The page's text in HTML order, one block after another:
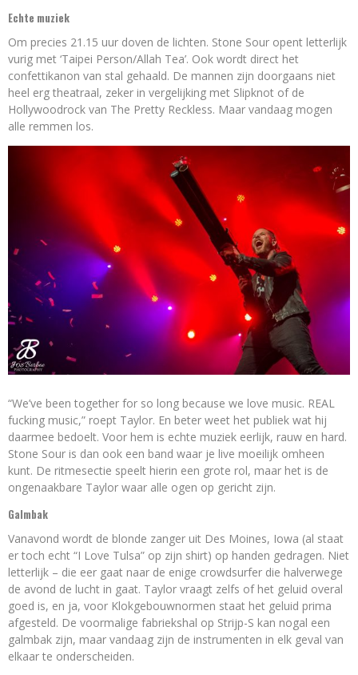
Echte muziek
Om precies 21.15 uur doven de lichten. Stone Sour opent letterlijk
vurig met ‘Taipei Person/Allah Tea’. Ook wordt direct het
confettikanon van stal gehaald. De mannen zijn doorgaans niet
heel erg theatraal, zeker in vergelijking met Slipknot of de
Hollywoodrock van The Pretty Reckless. Maar vandaag mogen
alle remmen los.
“We’ve been together for so long because we love music. REAL
fucking music,” roept Taylor. En beter weet het publiek wat hij
daarmee bedoelt. Voor hem is echte muziek eerlijk, rauw en hard.
Stone Sour is dan ook een band waar je live moeilijk omheen
kunt. De ritmesectie speelt hierin een grote rol, maar het is de
ongenaakbare Taylor waar alle ogen op gericht zijn.
Galmbak
Vanavond wordt de blonde zanger uit Des Moines, Iowa (al staat
er toch echt “I Love Tulsa” op zijn shirt) op handen gedragen. Niet
letterlijk – die eer gaat naar de enige crowdsurfer die halverwege
de avond de lucht in gaat. Taylor vraagt zelfs of het geluid overal
goed is, en ja, voor Klokgebouwnormen staat het geluid prima
afgesteld. De voormalige fabriekshal op Strijp-S kan nogal een
galmbak zijn, maar vandaag zijn de instrumenten in elk geval van
elkaar te onderscheiden.